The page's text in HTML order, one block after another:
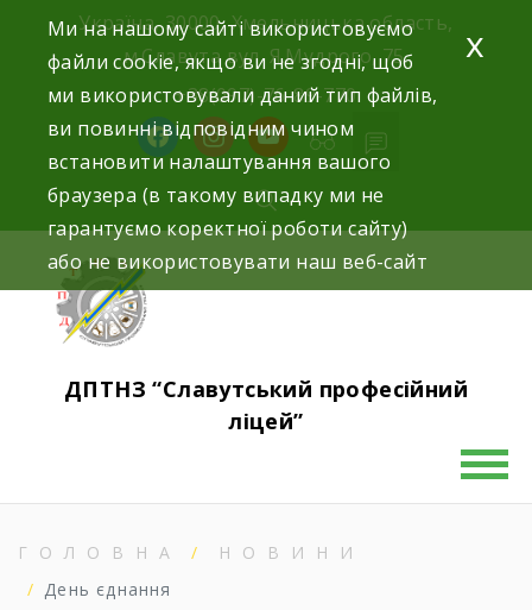
Україна, 30000, Хмельницька область,
м.Славута вул. Я.Мудрого, 75.
+38(097)-76-89-770
ДПТНЗ “Славутський професійний
ліцей”
ГОЛОВНА
НОВИНИ
День єднання
Ми на нашому сайті використовуємо
файли cookie, якщо ви не згодні, щоб
ми використовували даний тип файлів,
ви повинні відповідним чином
встановити налаштування вашого
браузера (в такому випадку ми не
гарантуємо коректної роботи сайту)
або не використовувати наш веб-сайт
x